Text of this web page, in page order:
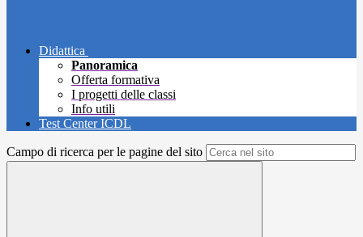
Didattica
Panoramica
Offerta formativa
I progetti delle classi
Info utili
Test Center ICDL
Campo di ricerca per le pagine del sito